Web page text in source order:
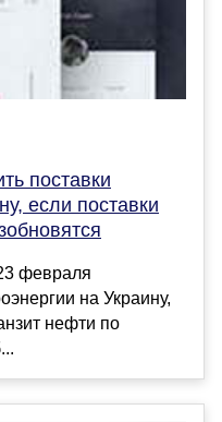
поставки
если поставки
февраля
на Украину,
нефти по